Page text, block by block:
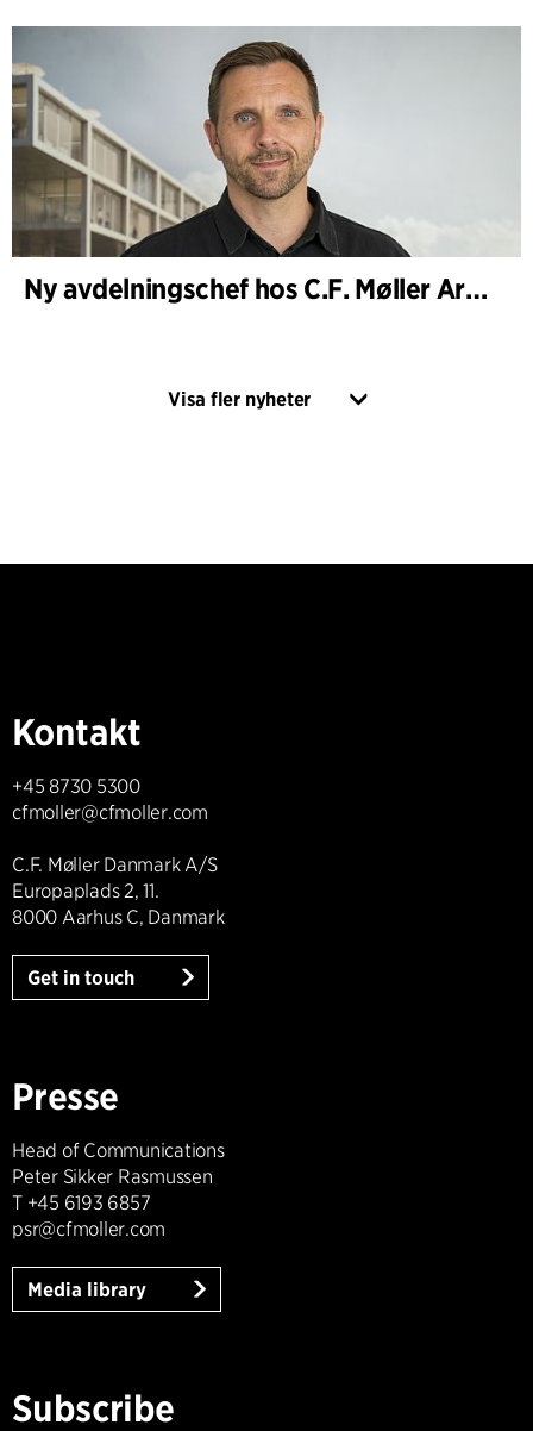
Ny avdelningschef hos C.F. Møller Architects i Köpenhamn
Visa fler nyheter
Kontakt
+45 8730 5300
cfmoller@cfmoller.com
C.F. Møller Danmark A/S
Europaplads 2, 11.
8000 Aarhus C, Danmark
Get in touch
Presse
Head of Communications
Peter Sikker Rasmussen
T +45 6193 6857
psr@cfmoller.com
Media library
Subscribe